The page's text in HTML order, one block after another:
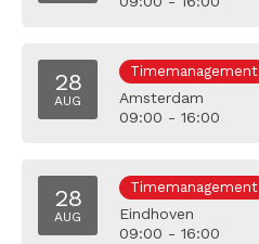
28
AUG
Timemanagement
Amsterdam
09:00 - 16:00
28
AUG
Timemanagement
Eindhoven
09:00 - 16:00